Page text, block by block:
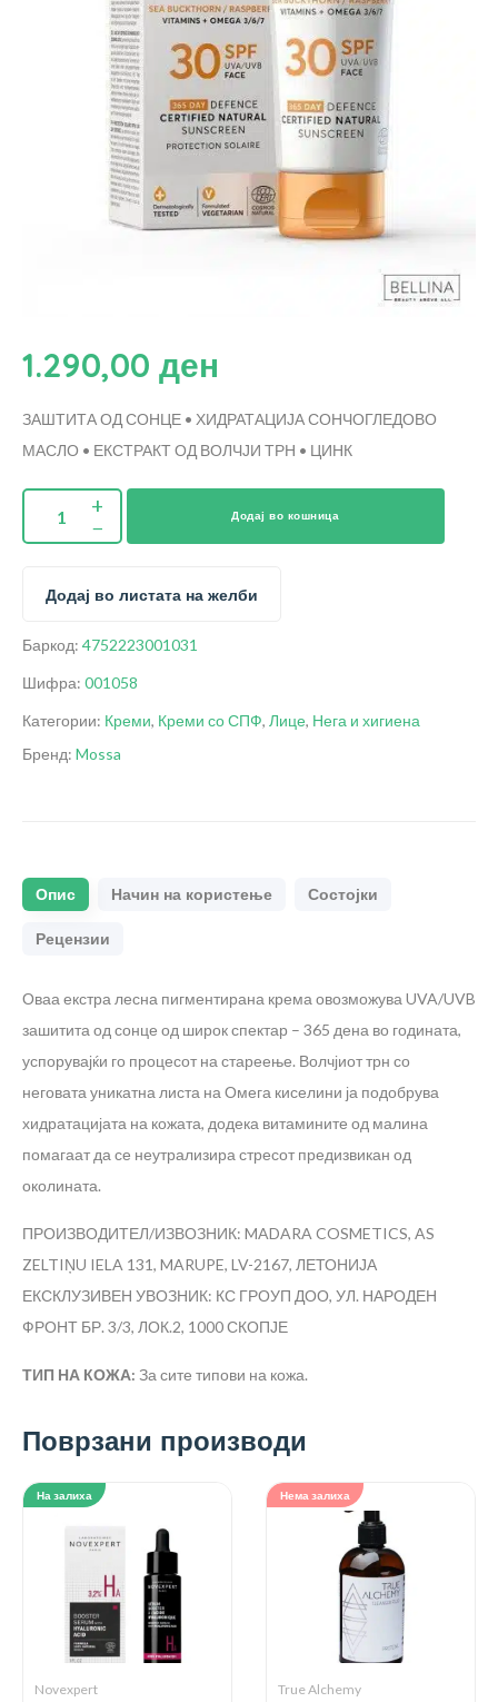
1.290,00 ден
ЗАШТИТА ОД СОНЦЕ • ХИДРАТАЦИЈАСОНЧОГЛЕДОВО
МАСЛО • ЕКСТРАКТ ОД ВОЛЧЈИ ТРН • ЦИНК
Додај во кошница
Додај во листата на желби
Баркод: 4752223001031
Шифра: 001058
Категории: Креми, Креми со СПФ, Лице, Нега и хигиена
Бренд: Mossa
Опис Начин на користење Состојки
Рецензии
Оваа екстра лесна пигментирана крема овозможува UVA/UVB
зашитита од сонце од широк спектар – 365 дена во годината,
успорувајќи го процесот на стареење. Волчјиот трн со
неговата уникатна листа на Омега киселини ја подобрува
хидратацијата на кожата, додека витамините од малина
помагаат да се неутрализира стресот предизвикан од
околината.
ПРОИЗВОДИТЕЛ/ИЗВОЗНИК: MADARA COSMETICS, AS
ZELTIŅU IELA 131, MARUPE, LV-2167, ЛЕТОНИЈА
ЕКСКЛУЗИВЕН УВОЗНИК: КС ГРОУП ДОО, УЛ. НАРОДЕН
ФРОНТ БР. 3/3, ЛОК.2, 1000 СКОПЈЕ
ТИП НА КОЖА: За сите типови на кожа.
Поврзани производи
На залиха
Novexpert
Нема залиха
True Alchemy